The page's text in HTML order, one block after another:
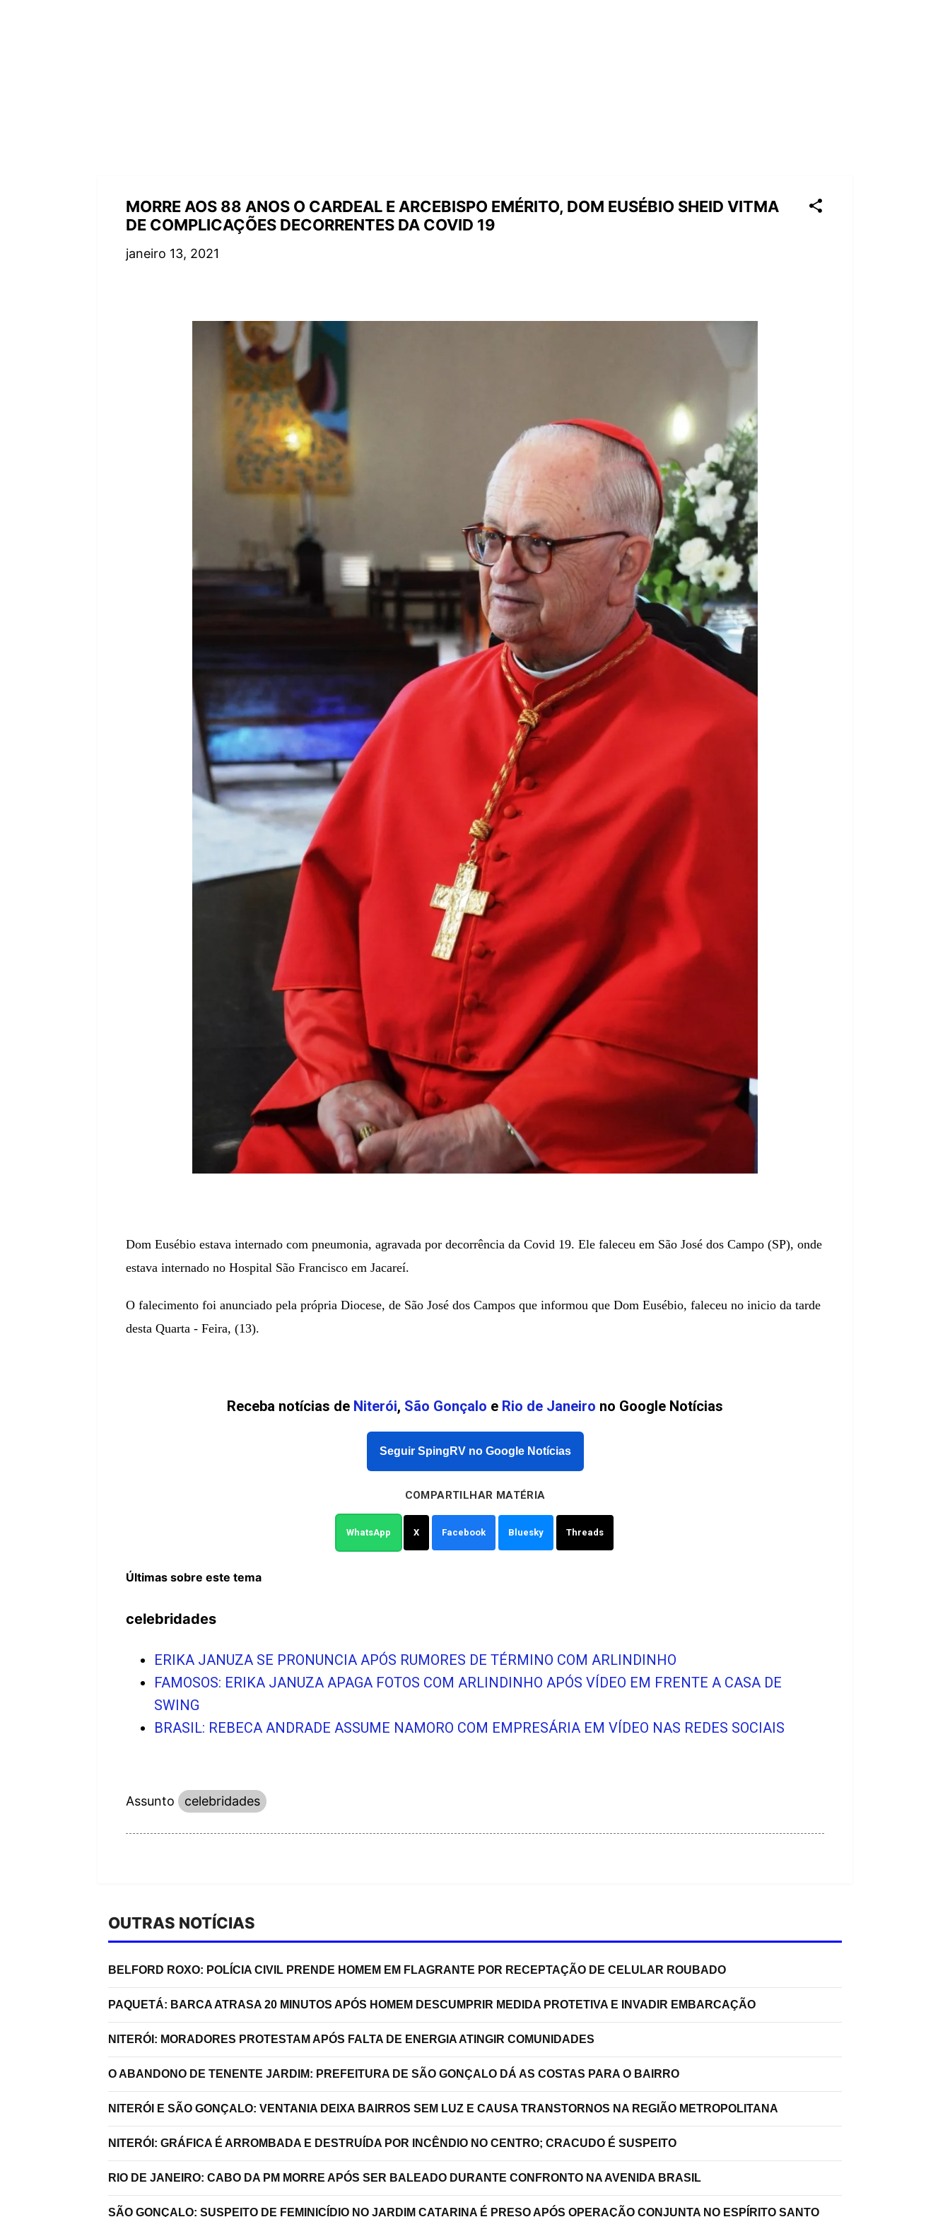
MORRE AOS 88 ANOS O CARDEAL E ARCEBISPO EMÉRITO, DOM EUSÉBIO SHEID VITMA
DE COMPLICAÇÕES DECORRENTES DA COVID 19
janeiro 13, 2021
Dom Eusébio estava internado com pneumonia, agravada por decorrência da Covid 19. Ele faleceu em São José dos Campo (SP), onde
estava internado no Hospital São Francisco em Jacareí.
O falecimento foi anunciado pela própria Diocese, de São José dos Campos que informou que Dom Eusébio, faleceu no inicio da tarde
desta Quarta - Feira, (13).
Receba notícias de Niterói, São Gonçalo e Rio de Janeiro no Google Notícias
Seguir SpingRV no Google Notícias
COMPARTILHAR MATÉRIA
WhatsApp X Facebook Bluesky Threads
Últimas sobre este tema
celebridades
ERIKA JANUZA SE PRONUNCIA APÓS RUMORES DE TÉRMINO COM ARLINDINHO
FAMOSOS: ERIKA JANUZA APAGA FOTOS COM ARLINDINHO APÓS VÍDEO EM FRENTE A CASA DE
SWING
BRASIL: REBECA ANDRADE ASSUME NAMORO COM EMPRESÁRIA EM VÍDEO NAS REDES SOCIAIS
Assunto celebridades
OUTRAS NOTÍCIAS
BELFORD ROXO: POLÍCIA CIVIL PRENDE HOMEM EM FLAGRANTE POR RECEPTAÇÃO DE CELULAR ROUBADO
PAQUETÁ: BARCA ATRASA 20 MINUTOS APÓS HOMEM DESCUMPRIR MEDIDA PROTETIVA E INVADIR EMBARCAÇÃO
NITERÓI: MORADORES PROTESTAM APÓS FALTA DE ENERGIA ATINGIR COMUNIDADES
O ABANDONO DE TENENTE JARDIM: PREFEITURA DE SÃO GONÇALO DÁ AS COSTAS PARA O BAIRRO
NITERÓI E SÃO GONÇALO: VENTANIA DEIXA BAIRROS SEM LUZ E CAUSA TRANSTORNOS NA REGIÃO METROPOLITANA
NITERÓI: GRÁFICA É ARROMBADA E DESTRUÍDA POR INCÊNDIO NO CENTRO; CRACUDO É SUSPEITO
RIO DE JANEIRO: CABO DA PM MORRE APÓS SER BALEADO DURANTE CONFRONTO NA AVENIDA BRASIL
SÃO GONÇALO: SUSPEITO DE FEMINICÍDIO NO JARDIM CATARINA É PRESO APÓS OPERAÇÃO CONJUNTA NO ESPÍRITO SANTO